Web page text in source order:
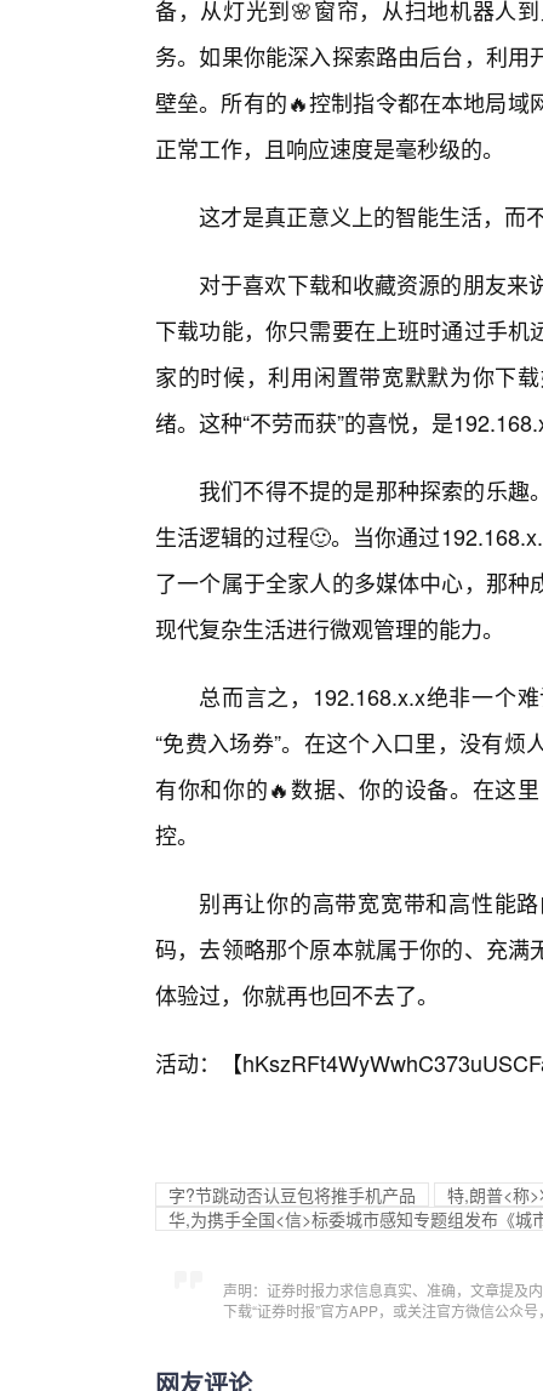
备，从灯光到🌸窗帘，从扫地机器人
务。如果你能深入探索路由后台，利
壁垒。所有的🔥控制指令都在本地局
正常工作，且响应速度是毫秒级的。
这才是真正意义上的智能生活，而
对于喜欢下载和收藏资源的朋友来
下载功能，你只需要在上班时通过手
家的时候，利用闲置带宽默默为你下
绪。这种“不劳而获”的喜悦，是
我们不得不提的是那种探索的乐
生活逻辑的过程🙂。当你通过
了一个属于全家人的多媒体中心，那
现代复杂生活进行微观管理的能力。
总而言之，192.168.x.x绝非一个
“免费入场券”。在这个入口里，没有
有你和你的🔥数据、你的设备。在这
控。
别再让你的高带宽宽带和高性能
码，去领略那个原本就属于你的、充
体验过，你就再也回不去了。
活动：【
字?节跳动否认豆包将推手机产品
特,朗普<称
华,为携手全国<信>标委城市感知专题组发布《
声明：证券时报力求信息真实、准确，文章提及
下载“证券时报”官方APP，或关注官方微信公众
网友评论